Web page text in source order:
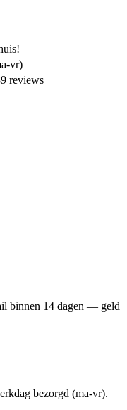
vr)
reviews
binnen 14 dagen — geld
bezorgd (ma-vr).